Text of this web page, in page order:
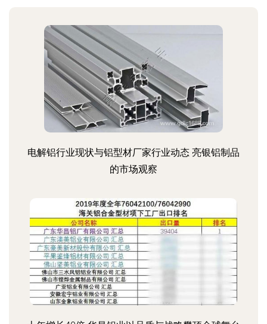
电解铝行业现状与铝型材厂家行业动态 亮银铝制品
的市场观察